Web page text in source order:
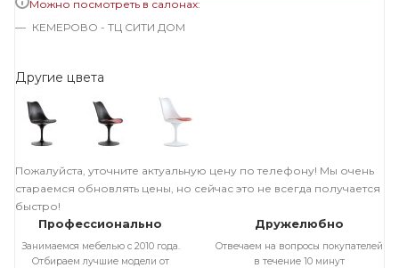
Можно посмотреть в салонах:
КЕМЕРОВО - ТЦ СИТИ ДОМ
Другие цвета
Пожалуйста, уточните актуальную цену по телефону! Мы очень
стараемся обновлять цены, но сейчас это не всегда получается
быстро!
Профессионально
Занимаемся мебелью с 2010 года.
Отбираем лучшие модели от
Дружелюбно
Отвечаем на вопросы покупателей
в течение 10 минут